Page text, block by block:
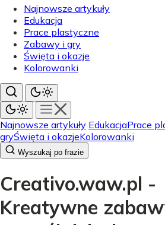
Najnowsze artykuły
Edukacja
Prace plastyczne
Zabawy i gry
Święta i okazje
Kolorowanki
Najnowsze artykuły EdukacjaPrace
gryŚwięta i okazjeKolorowanki
Wyszukaj po frazie
Creativo.waw.pl -
Kreatywne